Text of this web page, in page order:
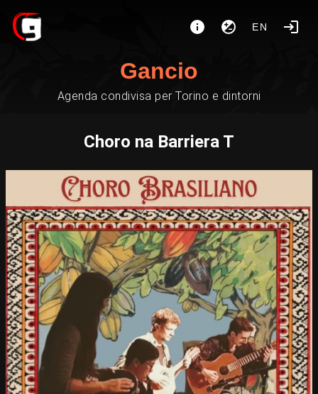
EN
Gancio
Agenda condivisa per Torino e dintorni
Choro na Barriera T